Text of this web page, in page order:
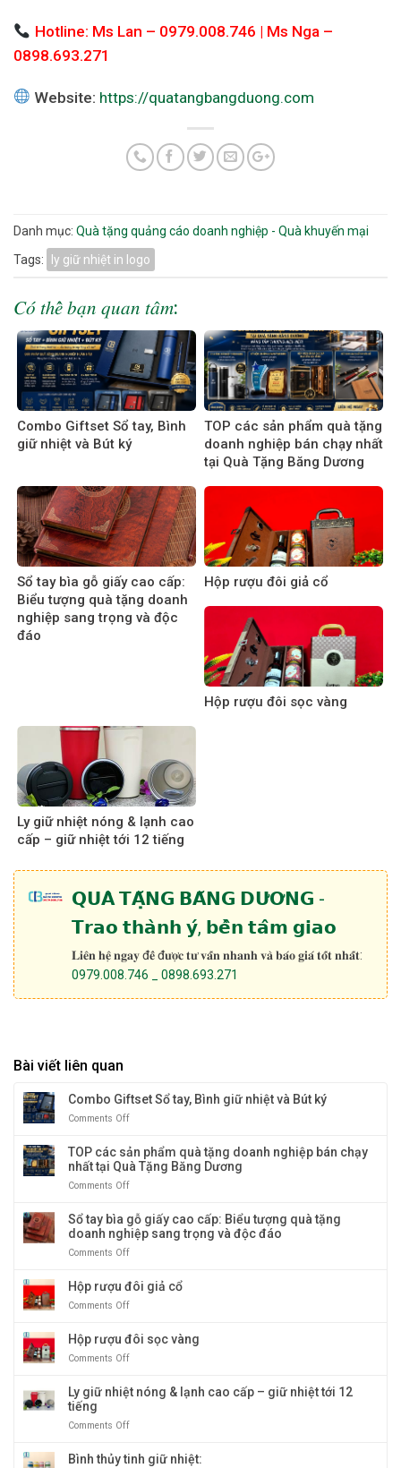
Hotline: Ms Lan – 0979.008.746 | Ms Nga –
0898.693.271
Website: https://quatangbangduong.com
Danh mục: Quà tặng quảng cáo doanh nghiệp - Quà khuyến mại
Tags:
ly giữ nhiệt in logo
𝐶𝑜́ 𝑡ℎ𝑒̂̉ 𝑏𝑎̣𝑛 𝑞𝑢𝑎𝑛 𝑡𝑎̂𝑚:
Combo Giftset Sổ tay, Bình
giữ nhiệt và Bút ký
TOP các sản phẩm quà tặng
doanh nghiệp bán chạy nhất
tại Quà Tặng Băng Dương
Sổ tay bìa gỗ giấy cao cấp:
Biểu tượng quà tặng doanh
nghiệp sang trọng và độc
đáo
Hộp rượu đôi giả cổ
Hộp rượu đôi sọc vàng
Ly giữ nhiệt nóng & lạnh cao
cấp – giữ nhiệt tới 12 tiếng
𝗤𝗨𝗔̀ 𝗧𝗔̣̆𝗡𝗚 𝗕𝗔̆𝗡𝗚 𝗗𝗨̛𝗢̛𝗡𝗚 -
𝗧𝗿𝗮𝗼 𝘁𝗵𝗮̀𝗻𝗵 𝘆́, 𝗯𝗲̂̀𝗻 𝘁𝗮̂𝗺 𝗴𝗶𝗮𝗼
𝐋𝐢𝐞̂𝐧 𝐡𝐞̣̂ 𝐧𝐠𝐚𝐲 đ𝐞̂̉ đ𝐮̛𝐨̛̣𝐜 𝐭𝐮̛ 𝐯𝐚̂́𝐧 𝐧𝐡𝐚𝐧𝐡 𝐯𝐚̀ 𝐛𝐚́𝐨 𝐠𝐢𝐚́ 𝐭𝐨̂́𝐭 𝐧𝐡𝐚̂́𝐭:
0979.008.746 _ 0898.693.271
Bài viết liên quan
Combo Giftset Sổ tay, Bình giữ nhiệt và Bút ký
Comments Off
Giftset
Sổ
nhiệt
và
TOP các sản phẩm quà tặng doanh nghiệp bán chạy
nhất tại Quà Tặng Băng Dương
Comments Off
các
sản
phẩm
doanh
nhất
Tặng
Băng
Sổ tay bìa gỗ giấy cao cấp: Biểu tượng quà tặng
doanh nghiệp sang trọng và độc đáo
Comments Off
tay
cao
quà
sang
Hộp rượu đôi giả cổ
Comments Off
rượu
Hộp rượu đôi sọc vàng
Comments Off
rượu
Ly giữ nhiệt nóng & lạnh cao cấp – giữ nhiệt tới 12
tiếng
Comments Off
giữ
Bình thủy tinh giữ nhiệt: